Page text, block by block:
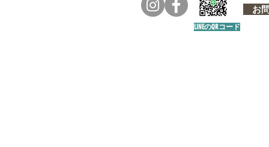
お
LINEのQRコード